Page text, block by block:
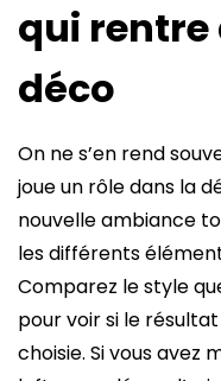
qui
déco
On ne s’en rend
joue un rôle dans la
nouvelle ambiance
les différents
Comparez le style
pour voir si le
choisie. Si vous avez